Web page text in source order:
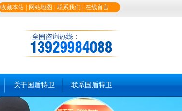
收藏本站 网站地图 联系我们 在线留言
关于国盾特卫 联系国盾特卫